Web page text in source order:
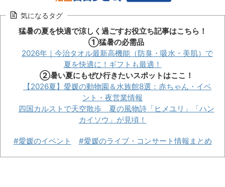
気になるタグ
猛暑の夏を快適で涼しく過ごすお役立ち記事はこちら！
①猛暑の必需品
2026年｜今治タオル最新高機能（防臭・吸水・美肌）で
夏を快適に！ギフトも最適！
②暑い夏にもぜひ行きたいスポットはここ！
【2026夏】愛媛の動物園＆水族館8選：赤ちゃん・イベ
ント・夜営業情報
四国カルストで天空散歩 夏の風物詩「ヒメユリ」「ハン
カイソウ」が見頃！
#愛媛のイベント #愛媛のライブ・コンサート情報まとめ